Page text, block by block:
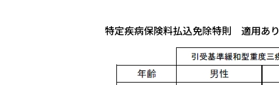
特定疾病保険料払込免除特則 適用あり